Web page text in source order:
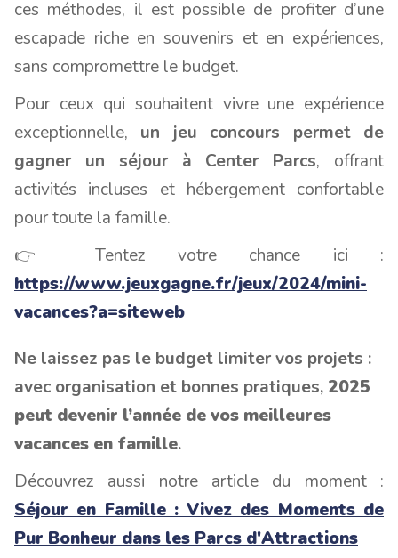
ces méthodes, il est possible de profiter d’une
escapade riche en souvenirs et en expériences,
sans compromettre le budget.
Pour ceux qui souhaitent vivre une expérience
exceptionnelle, un jeu concours permet de
gagner un séjour à Center Parcs, offrant
activités incluses et hébergement confortable
pour toute la famille.
👉 Tentez votre chance ici :
https://www.jeuxgagne.fr/jeux/2024/mini-
vacances?a=siteweb
Ne laissez pas le budget limiter vos projets :
avec organisation et bonnes pratiques, 2025
peut devenir l’année de vos meilleures
vacances en famille.
Découvrez aussi notre article du moment :
Séjour en Famille : Vivez des Moments de
Pur Bonheur dans les Parcs d'Attractions